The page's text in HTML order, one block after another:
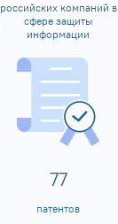
российских компаний в
сфере защиты
информации
80
патентов